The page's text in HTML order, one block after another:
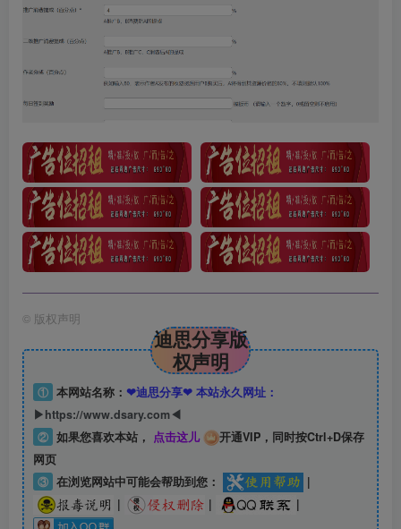
© 版权声明
迪思分享版
权声明
① 本网站名称： ❤迪思分享❤ 本站永久网址：
▶https://www.dsary.com◀
② 如果您喜欢本站， 点击这儿
开通VIP，同时按Ctrl+D保存
网页
③ 在浏览网站中可能会帮助到您：
|
|
| |